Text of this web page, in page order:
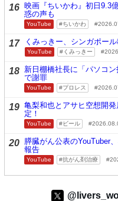
16 映画『ちいかわ』初日9.3
惑の声も
YouTube ちいかわ
17 くみっきー、シンガポー
YouTube くみっきー
18 新日棚橋社長に「パソコ
で謝罪
YouTube プロレス
19 亀梨和也とアサヒ空想開
定！
YouTube ビール
20 膵臓がん公表のYouTuber
報告
YouTube 抗がん剤治療